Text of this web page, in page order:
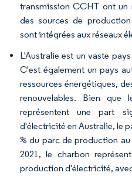
transmission CCHT ont
des sources de
sont intégrées aux réseaux
L'Australie est un vaste
C'est également un pays
ressources énergétiques,
renouvelables. Bien
représentent une part
d'électricité en Australie, le
% du parc de production
2021, le charbon
production d'électricité,